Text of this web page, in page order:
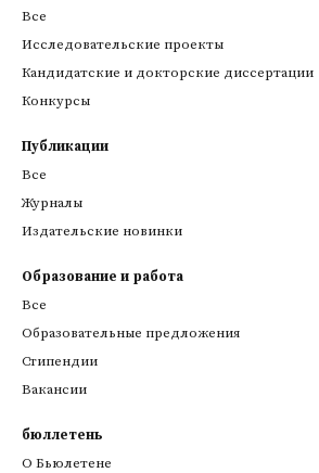
Все
Исследовательские проекты
Кандидатские и докторские диссертации
Конкурсы
Публикации
Все
Журналы
Издательские новинки
Образование и работа
Все
Образовательные предложения
Стипендии
Вакансии
бюллетень
О Бьюлетене